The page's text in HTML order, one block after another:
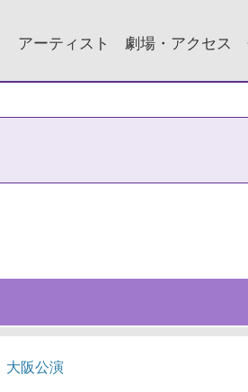
アーティスト 劇場・アクセス
大阪公演